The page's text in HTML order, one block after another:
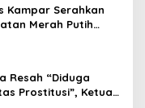
Kampar Serahkan
Merah Putih
Resah “Diduga
Prostitusi”, Ketua